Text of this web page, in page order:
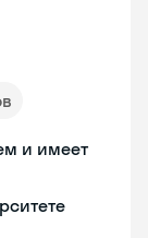
и имеет